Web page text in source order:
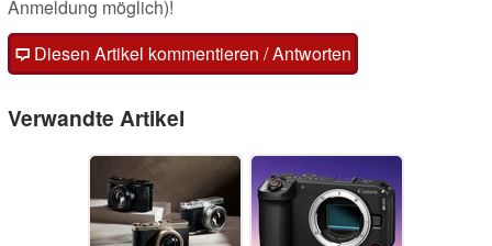
Anmeldung möglich)!
Diesen Artikel kommentieren / Antworten
Verwandte Artikel